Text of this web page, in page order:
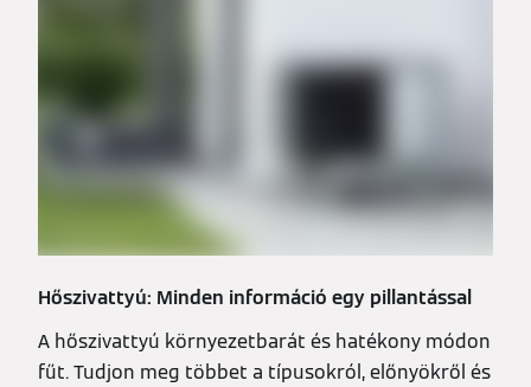
Hőszivattyú: Minden információ egy pillantással
A hőszivattyú környezetbarát és hatékony módon
fűt. Tudjon meg többet a típusokról, előnyökről és